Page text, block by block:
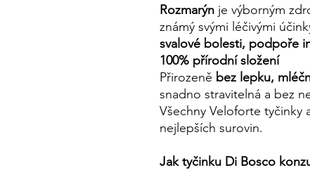
Rozmarýn je výborným
známý svými léčivými
svalové bolesti, podpoře
100% přírodní složení
Přirozeně bez lepku,
snadno stravitelná a bez
Všechny Veloforte tyčinky
nejlepších surovin.
Jak tyčinku Di Bosco